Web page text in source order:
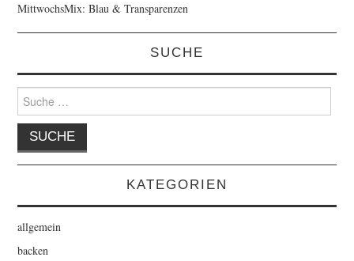
MittwochsMix: Blau & Transparenzen
SUCHE
Suche
nach:
KATEGORIEN
allgemein
backen